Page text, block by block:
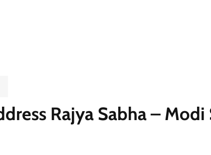
Rajya Sabha – Modi